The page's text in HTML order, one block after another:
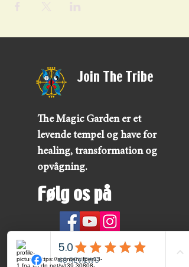
Join The Tribe
The Magic Garden er et
levende tempel og have for
healing, transformation og
opvågning.
Følg os på